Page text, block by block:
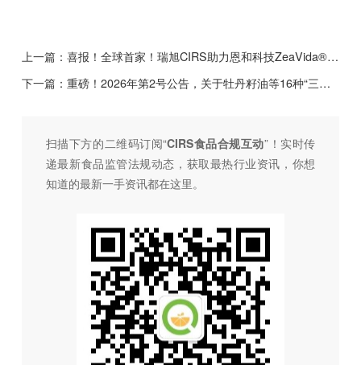
上一篇： 喜报！全球首家！瑞旭CIRS助力恩和科技ZeaVida®精准发酵玉米黄质获批FDA GRAS认证
下一篇： 重磅！2026年第2号公告，关于牡丹籽油等16种“三新食品”的公告，瑞旭多个物质上榜
扫描下方的二维码订阅“CIRS食品合规互动”！ 实时传
递最新食品监管法规动态，获取最热行业资讯， 你想
知道的最新一手资讯都在这里。